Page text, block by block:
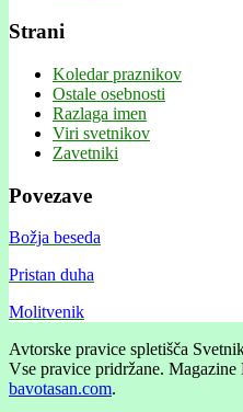
Strani
Koledar praznikov
Ostale osebnosti
Razlaga imen
Viri svetnikov
Zavetniki
Povezave
Božja beseda
Pristan duha
Molitvenik
Avtorske pravice spletišča
Vse pravice pridržane. Magazine
bavotasan.com.